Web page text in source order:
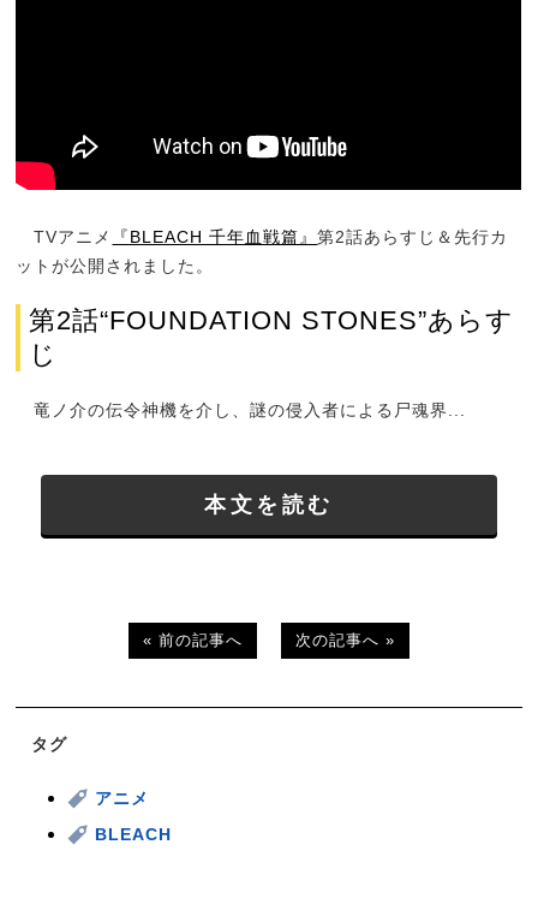
TVアニメ 『BLEACH 千年血戦篇』第2話あらすじ＆先行カ
ットが公開されました。
第2話“FOUNDATION STONES”あらす
じ
竜ノ介の伝令神機を介し、謎の侵入者による尸魂界...
本文を読む
« 前の記事へ 次の記事へ »
タグ
アニメ
BLEACH